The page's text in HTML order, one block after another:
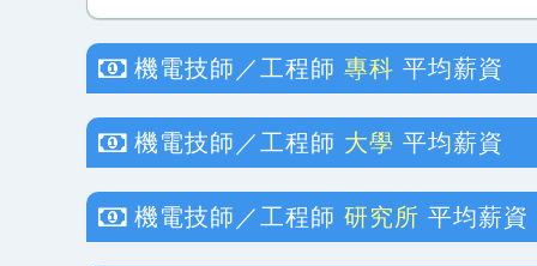
機電技師／工程師 專科 平均薪資
機電技師／工程師 大學 平均薪資
機電技師／工程師 研究所 平均薪資